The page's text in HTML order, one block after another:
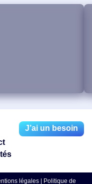
J’ai un besoin
légales Politique de